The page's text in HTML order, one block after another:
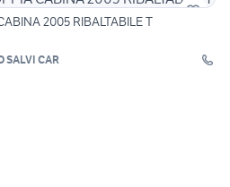
2005 RIBALTABILE T
SALVI CAR